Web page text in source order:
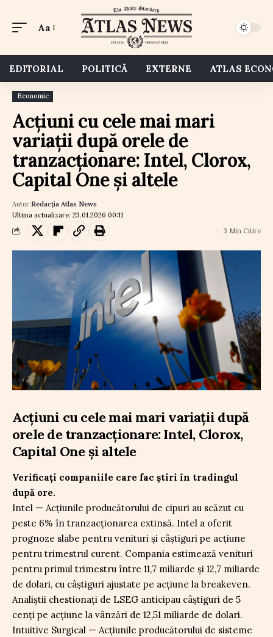
Aa
EDITORIAL POLITICĂ EXTERNE ATLAS
Economic
Acțiuni cu cele mai mari
variații după orele de
tranzacționare: Intel, Clorox,
Capital One și altele
Ultima actualizare: 23.01.2026 00:11
Autor:Redacția Atlas News
3 Min Citire
Acțiuni cu cele mai mari variații după
orele de tranzacționare: Intel, Clorox,
Capital One și altele
Verificați companiile care fac știri în tradingul
după ore.
Intel — Acțiunile producătorului de cipuri au scăzut cu
peste 6% în tranzacționarea extinsă. Intel a oferit
prognoze slabe pentru venituri și câștiguri pe acțiune
pentru trimestrul curent. Compania estimează venituri
pentru primul trimestru între 11,7 miliarde și 12,7 miliarde
de dolari, cu câștiguri ajustate pe acțiune la breakeven.
Analiștii chestionați de LSEG anticipau câștiguri de 5
cenți pe acțiune la vânzări de 12,51 miliarde de dolari.
Intuitive Surgical — Acțiunile producătorului de sisteme